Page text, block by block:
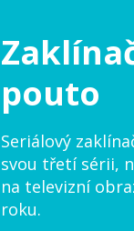
pouto
Seriálový
svou třetí sérii,
na televizní
roku.